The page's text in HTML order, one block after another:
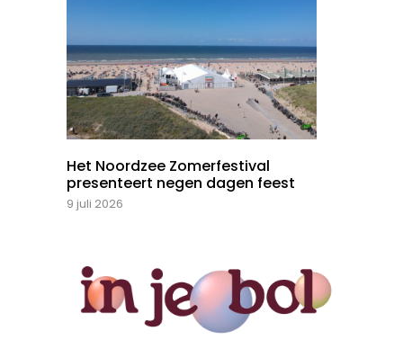
Het Noordzee Zomerfestival
presenteert negen dagen feest
9 juli 2026